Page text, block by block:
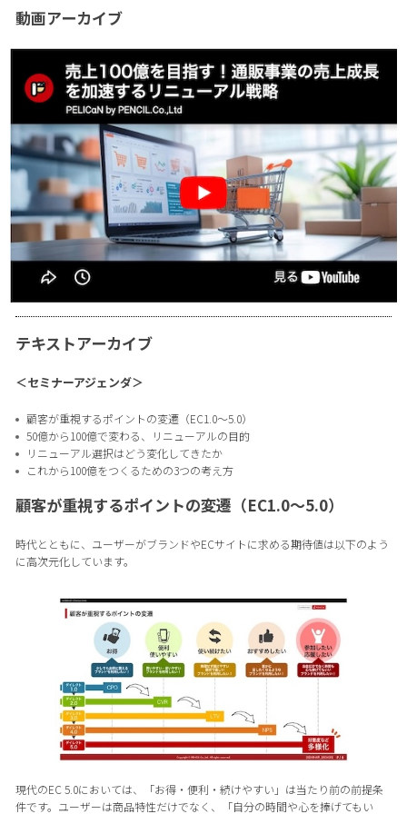
動画アーカイブ
テキストアーカイブ
＜セミナーアジェンダ＞
顧客が重視するポイントの変遷（EC1.0〜5.0）
50億から100億で変わる、リニューアルの目的
リニューアル選択はどう変化してきたか
これから100億をつくるための3つの考え方
顧客が重視するポイントの変遷（EC1.0〜5.0）
時代とともに、ユーザーがブランドやECサイトに求める期待値は以下のよう
に高次元化しています。
現代のEC 5.0においては、「お得・便利・続けやすい」は当たり前の前提条
件です。ユーザーは商品特性だけでなく、「自分の時間や心を捧げてもい